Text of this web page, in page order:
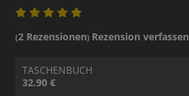
(2 Rezensionen) Rezension verfassen
TASCHENBUCH
32.90 €